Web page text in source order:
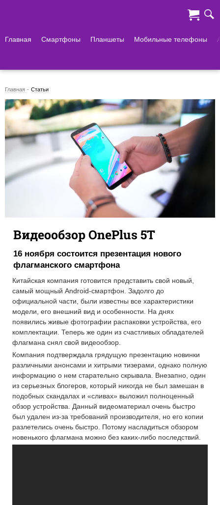
Главная Смартфоны Планшеты Мобильные телефоны
Главная Статьи
Видеообзор OnePlus 5T
16 ноября состоится презентация нового
флагманского смартфона
Китайская компания готовится представить свой новый,
самый мощный Android-смартфон. Задолго до
официальной части, были известны все характеристики
модели, его внешний вид и особенности. На днях
появились живые фотографии распаковки устройства, его
комплектации. Теперь же один из счастливых обладателей
флагмана снял свой видеообзор.
Компания подтверждала грядущую презентацию новинки
различными анонсами и хитрыми тизерами, однако полную
информацию о нем старательно скрывала. Внезапно, один
из серьезных блогеров, который никогда не был замешан в
подобных скандалах и «сливах» выложил полноценный
обзор устройства. Данный видеоматериал очень быстро
был удален из-за требований производителя, но его копии
разлетелись очень быстро. Потому насладиться обзором
новенького флагмана можно без каких-либо последствий.